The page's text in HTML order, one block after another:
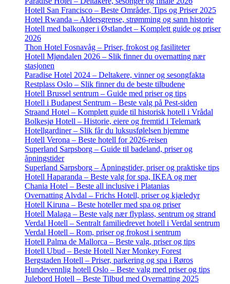
Hotell San Francisco – Beste Områder, Tips og Priser 2025
Hotel Rwanda – Aldersgrense, strømming og sann historie
Hotell med balkonger i Østlandet – Komplett guide og priser
2026
Thon Hotel Fosnavåg – Priser, frokost og fasiliteter
Hotell Mjøndalen 2026 – Slik finner du overnatting nær
stasjonen
Paradise Hotel 2024 – Deltakere, vinner og sesongfakta
Restplass Oslo – Slik finner du de beste tilbudene
Hotell Brussel sentrum – Guide med priser og tips
Hotell i Budapest Sentrum – Beste valg på Pest-siden
Straand Hotel – Komplett guide til historisk hotell i Vrådal
Bolkesjø Hotell – Historie, eiere og fremtid i Telemark
Hotellgardiner – Slik får du luksusfølelsen hjemme
Hotell Verona – Beste hotell for 2026-reisen
Superland Sarpsborg – Guide til badeland, priser og
åpningstider
Superland Sarpsborg – Åpningstider, priser og praktiske tips
Hotell Haparanda – Beste valg for spa, IKEA og mer
Chania Hotel – Beste all inclusive i Platanias
Overnatting Alvdal – Frichs Hotell, priser og kjæledyr
Hotell Kiruna – Beste hoteller med spa og priser
Hotell Malaga – Beste valg nær flyplass, sentrum og strand
Verdal Hotell – Sentralt familiedrevet hotell i Verdal sentrum
Verdal Hotell – Rom, priser og frokost i sentrum
Hotell Palma de Mallorca – Beste valg, priser og tips
Hotell Ubud – Beste Hotell Nær Monkey Forest
Bergstaden Hotell – Priser, parkering og spa i Røros
Hundevennlig hotell Oslo – Beste valg med priser og tips
Julebord Hotell – Beste Tilbud med Overnatting 2025